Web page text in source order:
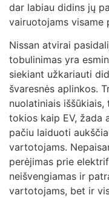
dar labiau didins jų
vairuotojams visame
Nissan atvirai
tobulinimas yra
siekiant užkariauti
švaresnės aplinkos.
nuolatiniais
tokios kaip EV, žada
pačiu laiduoti
vartotojams.
perėjimas prie
neišvengiamas ir
vartotojams, bet ir